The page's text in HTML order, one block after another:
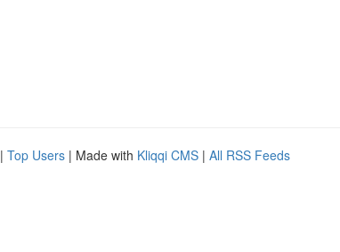
| Top Users | Made with Kliqqi CMS | All RSS Feeds